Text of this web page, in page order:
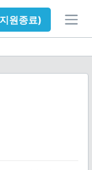
원종료)